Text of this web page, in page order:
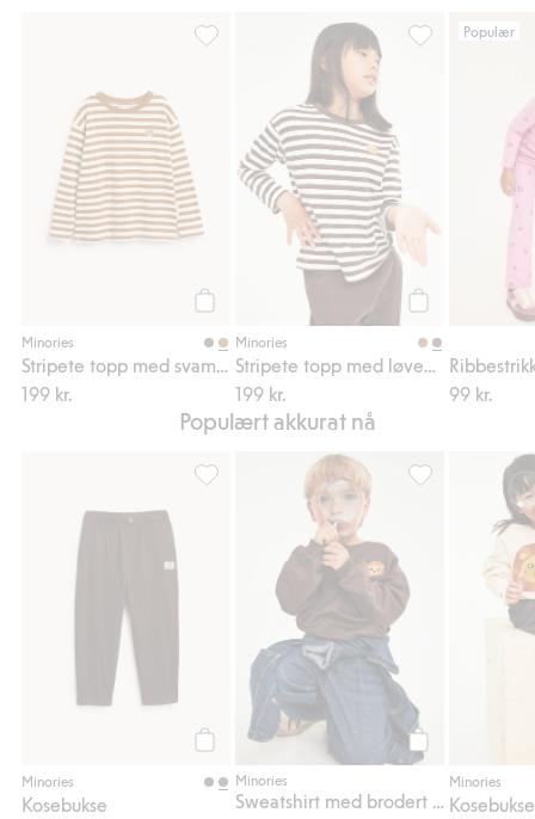
Minories
199 kr.
Stripete topp med svampbroderi, Legg
Minories
199 kr.
Populær
99 kr.
Populært akkurat nå
Minories
Kosebukse
Kosebukse, Legg til i favoriter
Legg til
Minories
Sweatshirt
Minories
Kosebukse